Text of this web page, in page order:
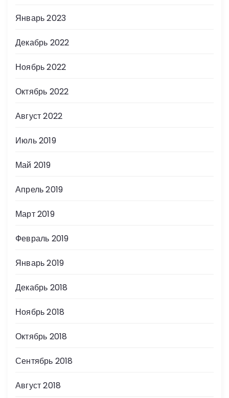
Январь 2023
Декабрь 2022
Ноябрь 2022
Октябрь 2022
Август 2022
Июль 2019
Май 2019
Апрель 2019
Март 2019
Февраль 2019
Январь 2019
Декабрь 2018
Ноябрь 2018
Октябрь 2018
Сентябрь 2018
Август 2018